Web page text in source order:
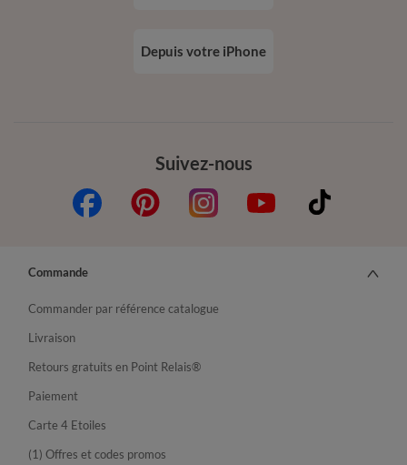
Suivez-nous
Depuis votre iPhone
Commande
Commander par référence catalogue
Livraison
Retours gratuits en Point Relais®
Paiement
Carte 4 Etoiles
(1) Offres et codes promos